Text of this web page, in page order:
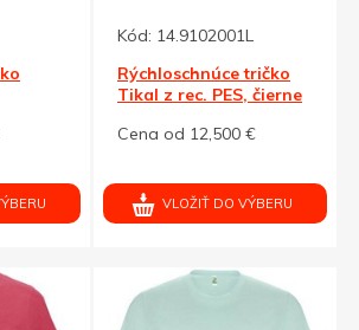
Kód: 14.9102001L
Rýchloschnúce tričko
Tikal z rec. PES, čierne
Cena od 12,500 €
VLOŽIŤ DO VÝBERU